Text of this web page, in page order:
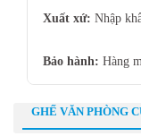
Xuất xứ: Nhập
Bảo hành: Hàng
GHẾ VĂN PHÒNG